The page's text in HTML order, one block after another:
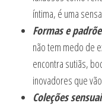
íntima, é uma
Formas e
não tem medo de
encontra sutiãs,
inovadores que
Coleções